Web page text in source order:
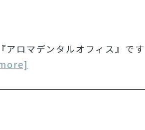
アロマデンタルオフィス』です